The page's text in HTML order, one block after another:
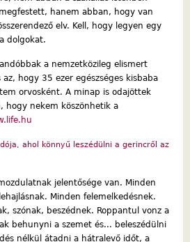
hanem abban, hogy van
elv. Kell, hogy legyen egy
dolgokat.
a nemzetközileg elismert
hogy 35 ezer egészséges kisbaba
orvosként. A minap is odajöttek
hogy nekem köszönhetik a
ahol könnyű leszédülni a gerincről az
jelentősége van. Minden
Minden felemelkedésnek.
szónak, beszédnek. Roppantul vonz a
behunyni a szemet és... beleszédülni
nélkül átadni a hátralevő időt, a